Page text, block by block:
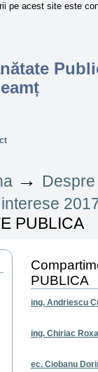
pe acest site este
→
PUBLICA
PUBLICA
ing. Andriescu
ing. Chiriac
ec. Ciobanu